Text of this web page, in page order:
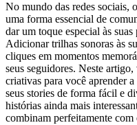
No mundo das redes ‍sociais,
uma forma essencial ‌de
dar⁣ um toque especial às
Adicionar trilhas ⁤sonoras às
cliques em momentos
seus seguidores. Neste
criativas para você aprender
seus stories de forma fácil ​e
‍histórias ainda mais
combinam perfeitamente com